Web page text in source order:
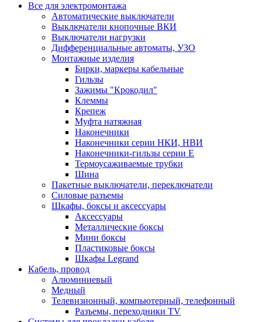
Все для электромонтажа
Автоматические выключатели
Выключатели кнопочные ВКИ
Выключатели нагрузки
Дифференциальные автоматы, УЗО
Монтажные изделия
Бирки, маркеры кабельные
Гильзы
Зажимы "Крокодил"
Клеммы
Крепеж
Муфта натяжная
Наконечники
Наконечники серии НКИ, НВИ
Наконечники-гильзы серии Е
Термоусаживаемые трубки
Шина
Пакетные выключатели, переключатели
Силовые разъемы
Шкафы, боксы и аксессуары
Аксессуары
Металлические боксы
Мини боксы
Пластиковые боксы
Шкафы Legrand
Кабель, провод
Алюминиевый
Медный
Телевизионный, компьютерный, телефонный
Разъемы, переходники TV